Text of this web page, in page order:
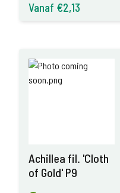
Vanaf €2,13
Achillea fil. 'Cloth
of Gold' P9